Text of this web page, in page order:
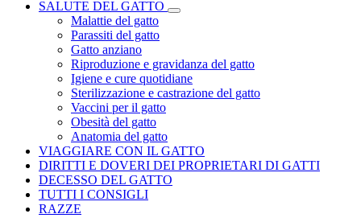
SALUTE DEL GATTO
Malattie del gatto
Parassiti del gatto
Gatto anziano
Riproduzione e gravidanza del gatto
Igiene e cure quotidiane
Sterilizzazione e castrazione del gatto
Vaccini per il gatto
Obesità del gatto
Anatomia del gatto
VIAGGIARE CON IL GATTO
DIRITTI E DOVERI DEI PROPRIETARI DI GATTI
DECESSO DEL GATTO
TUTTI I CONSIGLI
RAZZE